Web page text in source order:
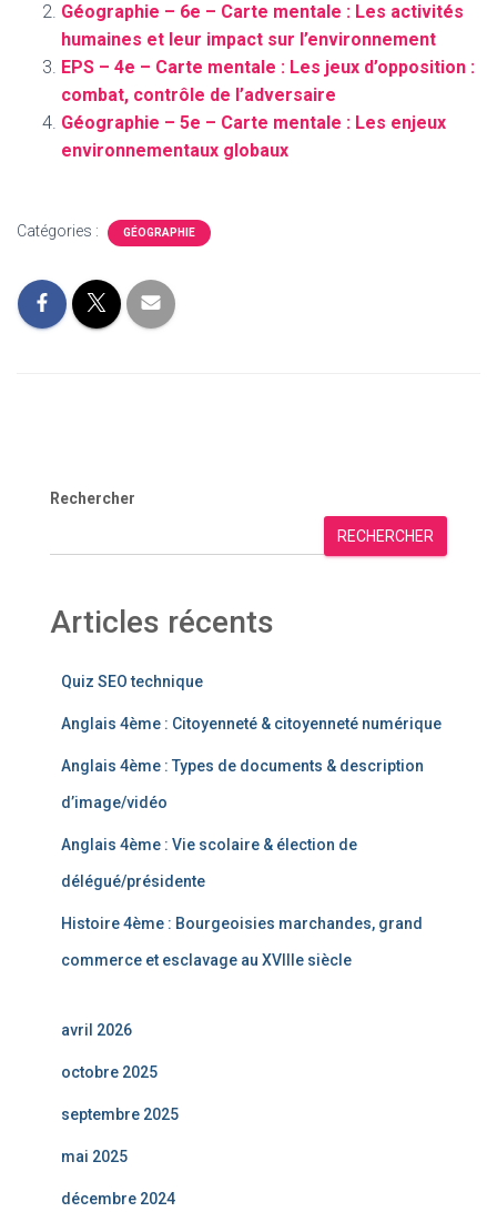
Géographie – 6e – Carte mentale : Les activités
humaines et leur impact sur l’environnement
EPS – 4e – Carte mentale : Les jeux d’opposition :
combat, contrôle de l’adversaire
Géographie – 5e – Carte mentale : Les enjeux
environnementaux globaux
Catégories : GÉOGRAPHIE
Rechercher
RECHERCHER
Articles récents
Quiz SEO technique
Anglais 4ème : Citoyenneté & citoyenneté numérique
Anglais 4ème : Types de documents & description
d’image/vidéo
Anglais 4ème : Vie scolaire & élection de
délégué/présidente
Histoire 4ème : Bourgeoisies marchandes, grand
commerce et esclavage au XVIIIe siècle
avril 2026
octobre 2025
septembre 2025
mai 2025
décembre 2024